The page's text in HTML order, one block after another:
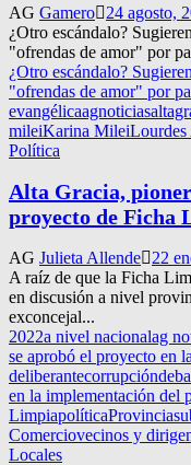
AG Gamero 24 agosto,
¿Otro escándalo?
"ofrendas de amor" por
¿Otro escándalo?
"ofrendas de amor" por
evangélicaagnoticias
mileiKarina MileiLourdes
Política
Alta Gracia,
proyecto de Ficha
AG Julieta Allende 22
A raíz de que la Ficha
en discusión a nivel
exconcejal...
2022a nivel nacionalag
se aprobó el proyecto en
deliberantecorrupción
en la implementación del
LimpiapolíticaProvincia
Comerciovecinos y
Locales